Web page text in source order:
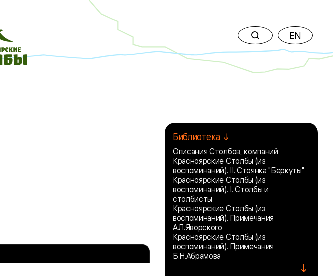
EN
Библиотека ↓
Описания Столбов, компаний
Красноярские Столбы (из
воспоминаний). II. Стоянка "Беркуты"
Красноярские Столбы (из
воспоминаний). I. Столбы и
столбисты
Красноярские Столбы (из
воспоминаний). Примечания
А.Л.Яворского
Красноярские Столбы (из
воспоминаний). Примечания
Б.Н.Абрамова
↓